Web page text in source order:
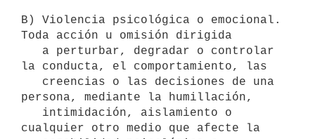
B) Violencia psicológica o emocional.
Toda acción u omisión dirigida
la conducta, el comportamiento, las
persona, mediante la humillación,
cualquier otro medio que afecte la